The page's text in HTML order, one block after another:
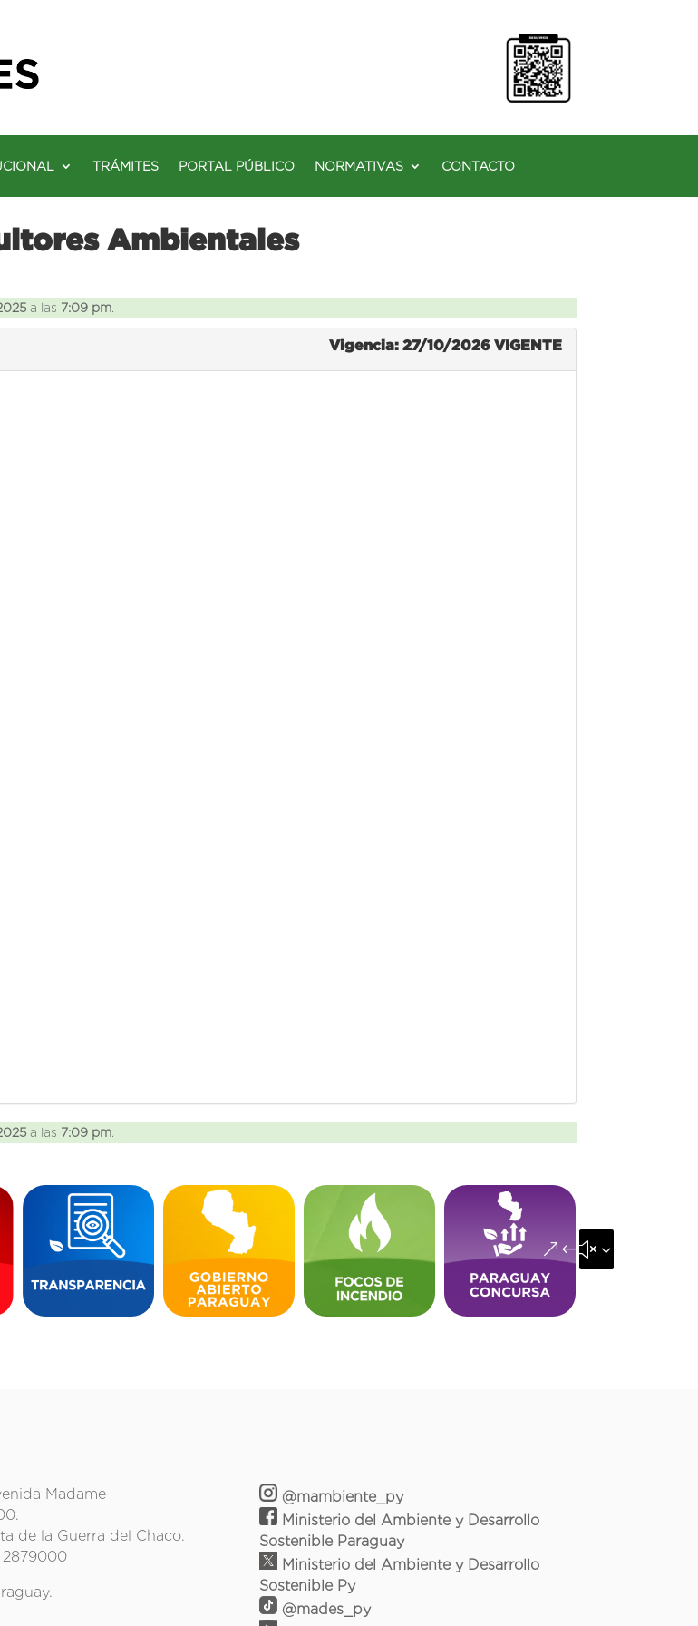
TRÁMITES PORTAL PÚBLICO NORMATIVAS CONTACTO
Ambientales
a las 7:09 pm
Vigencia: 27/10/2026 VIGENTE
a las 7:09 pm
&#x35;
Madame
de la Guerra del Chaco.
2879000
@mambiente_py
Ministerio del Ambiente y Desarrollo
Sostenible Paraguay
Ministerio del Ambiente y Desarrollo
Sostenible Py
@mades_py